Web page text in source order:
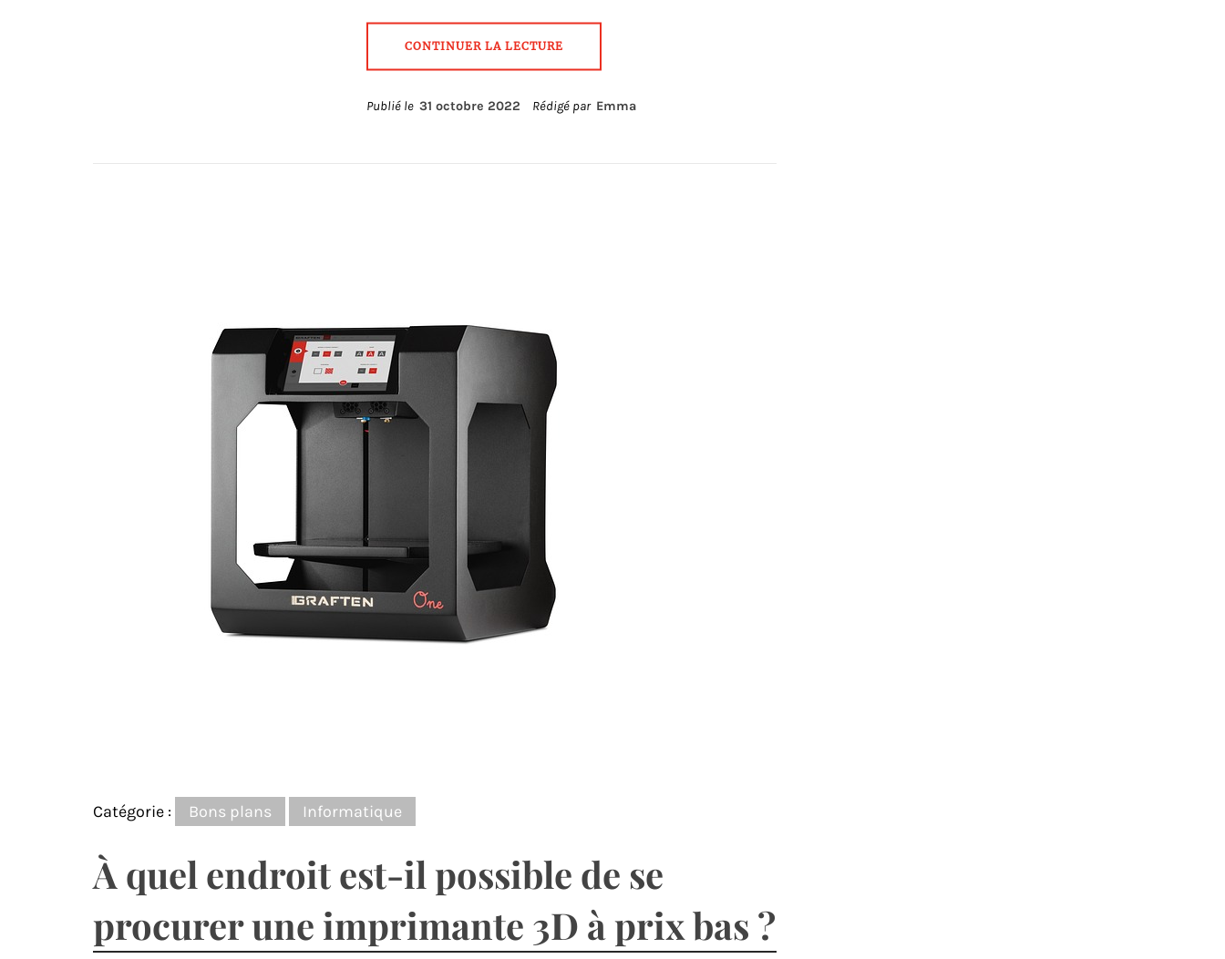
CONTINUER LA LECTURE
Publié le 31 octobre 2022 Rédigé par Emma
Catégorie : Bons plans Informatique
À quel endroit est-il possible de se
procurer une imprimante 3D à prix bas ?